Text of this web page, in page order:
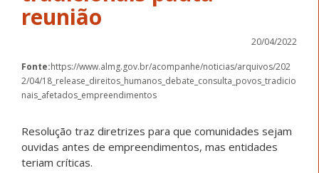
reunião
20/04/2022
Fonte:https://www.almg.gov.br/acompanhe/noticias/arquivos/202
2/04/18_release_direitos_humanos_debate_consulta_povos_tradicio
nais_afetados_empreendimentos
Resolução traz diretrizes para que comunidades sejam
ouvidas antes de empreendimentos, mas entidades
teriam críticas.